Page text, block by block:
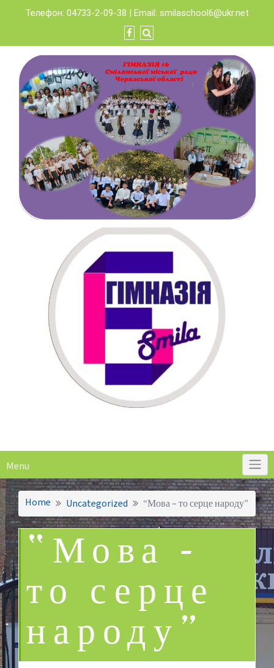
content
Телефон: 04733-2-09-38 | Email: smilaschool6@ukr.net
Menu
Home Uncategorized “Мова – то серце народу”
“Мова –
то серце
народу”